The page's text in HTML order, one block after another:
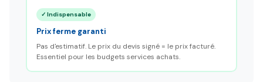
✓ Indispensable
Prix ferme garanti
Pas d'estimatif. Le prix du devis signé = le prix facturé.
Essentiel pour les budgets services achats.